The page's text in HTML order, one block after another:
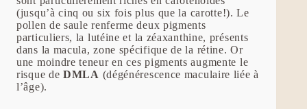
(jusqu’à cinq ou six fois plus que la carotte!). Le
pollen de saule renferme deux pigments
particuliers, la lutéine et la zéaxanthine, présents
dans la macula, zone spécifique de la rétine. Or
une moindre teneur en ces pigments augmente le
risque de DMLA (dégénérescence maculaire liée à
l’âge).